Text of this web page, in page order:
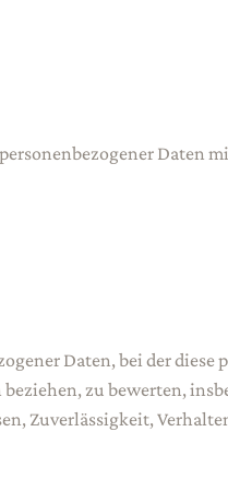
Daten
Daten, bei der diese
zu bewerten,
Zuverlässigkeit,